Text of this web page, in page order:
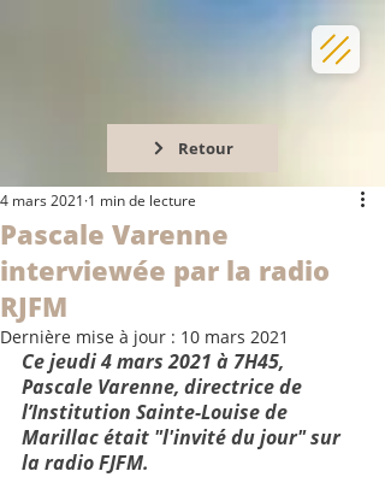
Retour
Pascale Varenne
interviewée par la radio
RJFM
4 mars 2021 1 min de lecture
Dernière mise à jour : 10 mars 2021
Ce jeudi 4 mars 2021 à 7H45,
Pascale Varenne, directrice de
l’Institution Sainte-Louise de
Marillac était "l'invité du jour" sur
la radio FJFM.